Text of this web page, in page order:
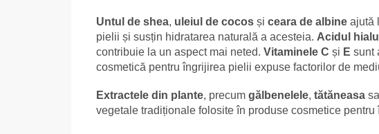
Untul de shea, uleiul de cocos și ceara de albine ajută
pielii și susțin hidratarea naturală a acesteia. Acidul
contribuie la un aspect mai neted. Vitaminele C și E sunt
cosmetică pentru îngrijirea pielii expuse factorilor de
Extractele din plante, precum gălbenelele, tătăneasa
vegetale tradiționale folosite în produse cosmetice